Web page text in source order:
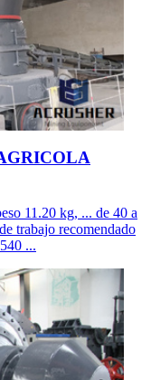
11.20 kg, ... de 40 a
trabajo recomendado
...